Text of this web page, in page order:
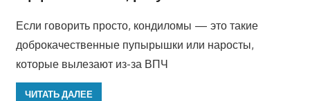
Если говорить просто, кондиломы — это такие
доброкачественные пупырышки или наросты,
которые вылезают из-за ВПЧ
ЧИТАТЬ ДАЛЕЕ